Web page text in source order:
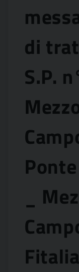
di
S.P.
_